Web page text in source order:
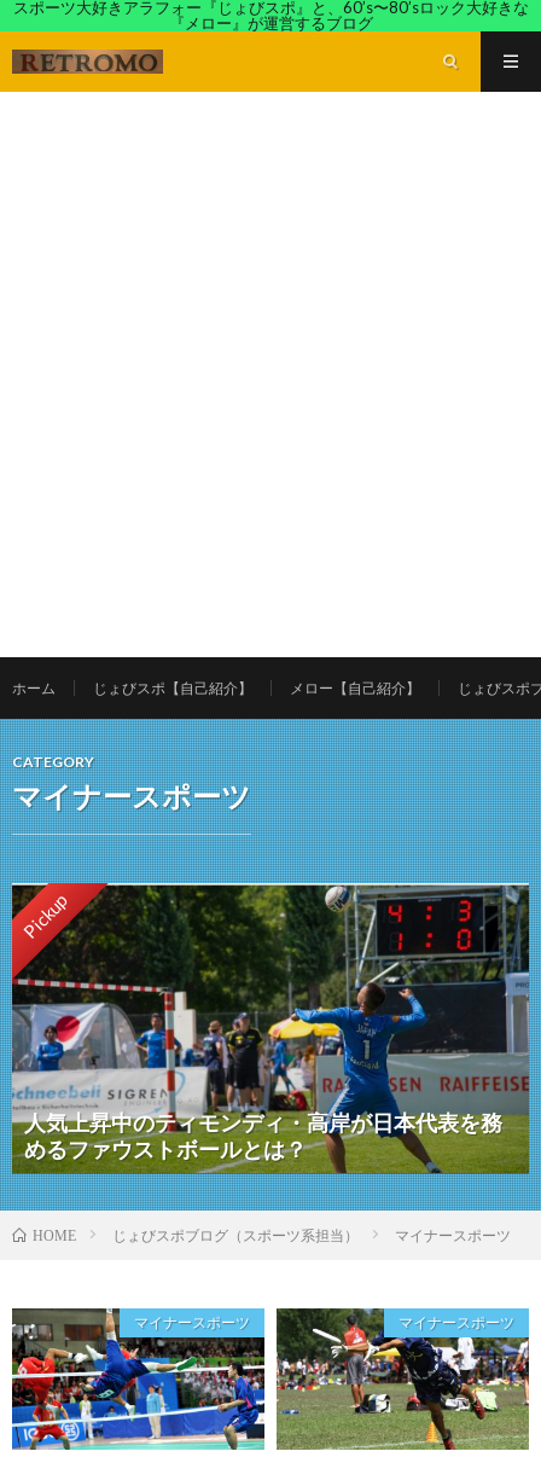
スポーツ大好きアラフォー『じょびスポ』と、60’s〜80’sロック大好きな
『メロー』が運営するブログ
ホーム じょびスポ【自己紹介】 メロー【自己紹介】 じょびスポ
CATEGORY
マイナースポーツ
Pickup
人気上昇中のティモンディ・高岸が日本代表を務
めるファウストボールとは？
HOME じょびスポブログ（スポーツ系担当） マイナースポーツ
マイナースポーツ マイナースポーツ